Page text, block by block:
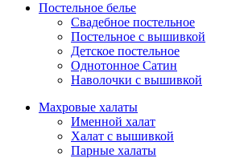
Постельное белье
Свадебное постельное
Постельное с вышивкой
Детское постельное
Однотонное Сатин
Наволочки с вышивкой
Махровые халаты
Именной халат
Халат с вышивкой
Парные халаты